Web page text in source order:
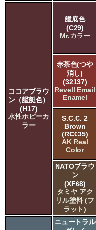
ココアブラウ
ン（艦艇色）
(H17)
水性ホビーカ
ラー
艦底色
(C29)
Mr.カラー
赤茶色(つや
消し)
(32137)
Revell Email
Enamel
S.C.C. 2
Brown
(RC035)
AK Real
Color
NATOブラウ
ン
(XF68)
タミヤ アク
リル塗料 (フ
ラット)
ニュートラル